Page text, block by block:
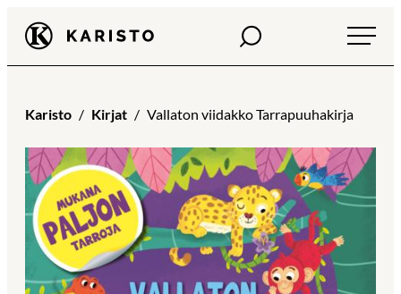
Siirry
suoraan
sisältöön
Karisto Haku
Karisto Kirjat Vallaton viidakko Tarrapuuhakirja